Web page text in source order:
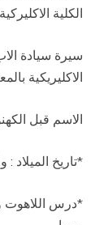
الكلية
سيرة سيادة
الاكليريكية
الاسم قبل
*تاريخ الميلاد :
*درس اللاهوت